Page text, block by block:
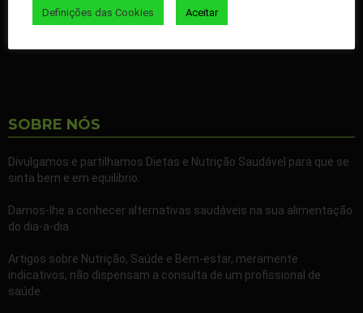
Partilhe também a nossa página com todos os seus familiares e
SOBRE NÓS
Divulgamos e partilhamos Dietas e Nutrição Saudável para que se
sinta bem e em equilibrio.
Damos-lhe a conhecer alternativas saudáveis na sua alimentação
do dia-a-dia.
Artigos sobre Nutrição, Saúde e Bem-estar, meramente
indicativos, não dispensam a consulta de um profissional de
saúde.
Definições das Cookies Aceitar